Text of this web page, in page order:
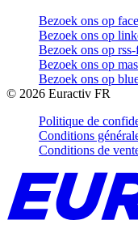
Bezoek ons op
Bezoek ons op
Bezoek ons op rss-
Bezoek ons op
Bezoek ons op
© 2026 Euractiv FR
Politique de
Conditions
Conditions de